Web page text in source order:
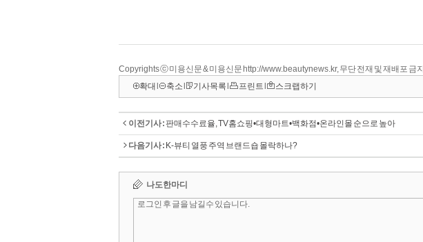
Copyrights ⓒ 미용신문 & 미용신문 http://www.beautynews.kr, 무단 전재 및 재배포 금지
확대
축소 기사목록 프린트 스크랩하기
이전기사 : 판매수수료율, TV홈쇼핑•대형마트•백화점•온라인몰 순으로 높아
다음기사 : K-뷰티 열풍 주역 브랜드숍 몰락하나?